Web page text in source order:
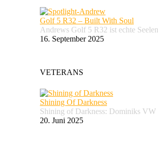
Golf 5 R32 – Built With Soul
Andrews Golf 5 R32 ist echte
16. September 2025
VETERANS
Shining Of Darkness
Shining of Darkness: Dominiks
20. Juni 2025